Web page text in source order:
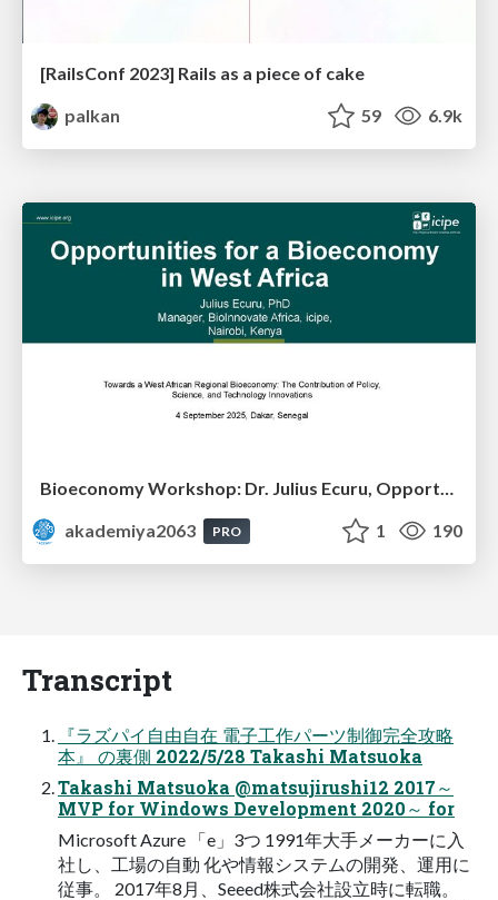
[RailsConf 2023] Rails as a piece of cake
palkan
59 6.9k
akademiya2063
PRO 1 190
Transcript
『ラズパイ自由自在 電子工作パーツ制御完全攻略
本』 の裏側 2022/5/28 Takashi Matsuoka
Takashi Matsuoka @matsujirushi12 2017～
MVP for Windows Development 2020～ for
Microsoft Azure 「e」3つ 1991年大手メーカーに入
社し、工場の自動 化や情報システムの開発、運用に
従事。 2017年8月、Seeed株式会社設立時に転職。